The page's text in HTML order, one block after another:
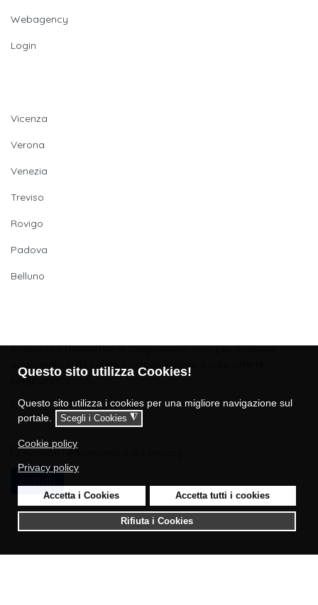
Questo sito utilizza Cookies!
Questo sito utilizza i cookies per una migliore navigazione sul
portale.
Scegli i Cookies ◮
Cookie policy
Privacy policy
Accetta i Cookies Accetta tutti i cookies
Rifiuta i Cookies
Webagency
Login
Vicenza
Verona
Venezia
Treviso
Rovigo
Padova
Belluno
Iscriviti alla Newsletter di Stayinveneto.com per rimanere
aggiornato sulle nuove strutture inserite e sulle offerte
soggiorno!
Email
Accetto iInformativa sulla privacy